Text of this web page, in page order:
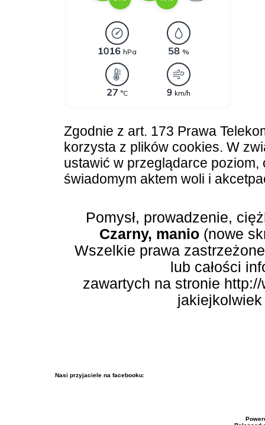
Zgodnie z art. 173 Prawa
korzysta z plików cookies. W
ustawić w przeglądarce
świadomym aktem woli i
Pomysł, prowadzenie,
Czarny, manio (nowe
Wszelkie prawa
lub całości
zawartych na stronie
Nasi przyjaciele na facebooku: